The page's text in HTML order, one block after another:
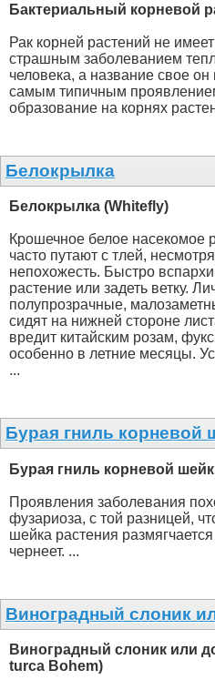
Бактериальный корневой
Рак корней растений не
страшным заболеванием
человека, а название свое он
самым типичным
образование на корнях
Белокрылка
Белокрылка (Whitefly)
Крошечное белое насекомое
часто путают с тлей,
непохожесть. Быстро
растение или задеть ветку.
полупрозрачные,
сидят на нижней стороне
вредит китайским розам,
особенно в летние месяцы.
...
Бурая гниль корневой
Бурая гниль корневой
Проявления заболевания
фузариоза, с той разницей,
шейка растения
чернеет. ...
Виноградный слоник
Виноградный слоник или
turca Bohem)